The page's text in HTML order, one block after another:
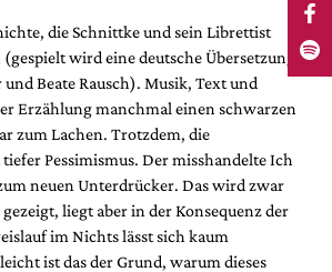
die Schnittke und sein Librettist
wird eine deutsche Übersetzung
Beate Rausch). Musik, Text und
Erzählung manchmal einen schwarzen
zum Lachen. Trotzdem, die
Pessimismus. Der misshandelte Ich
neuen Unterdrücker. Das wird zwar
liegt aber in der Konsequenz der
im Nichts lässt sich kaum
ist das der Grund, warum dieses